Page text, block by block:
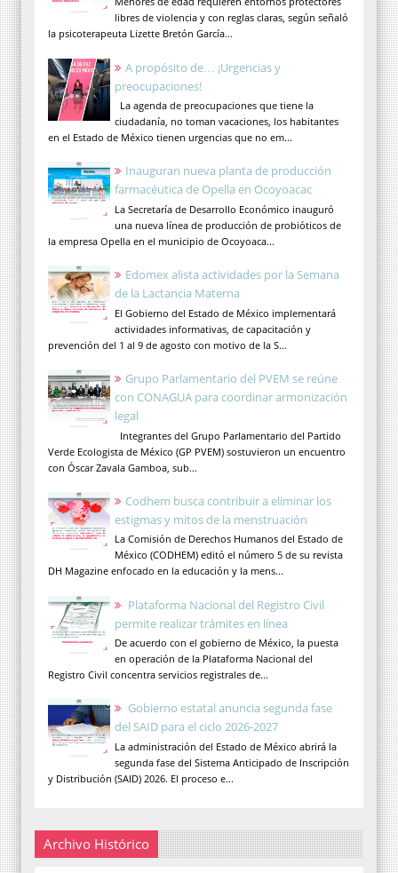
libres de violencia y con reglas claras, según señaló
la psicoterapeuta Lizette Bretón García...
A propósito de… ¡Urgencias y
preocupaciones!
La agenda de preocupaciones que tiene la
ciudadanía, no toman vacaciones, los habitantes
en el Estado de México tienen urgencias que no em...
Inauguran nueva planta de producción
farmacéutica de Opella en Ocoyoacac
La Secretaría de Desarrollo Económico inauguró
una nueva línea de producción de probióticos de
la empresa Opella en el municipio de Ocoyoaca...
Edomex alista actividades por la Semana
de la Lactancia Materna
El Gobierno del Estado de México implementará
actividades informativas, de capacitación y
prevención del 1 al 9 de agosto con motivo de la S...
Grupo Parlamentario del PVEM se reúne
con CONAGUA para coordinar armonización
legal
Integrantes del Grupo Parlamentario del Partido
Verde Ecologista de México (GP PVEM) sostuvieron un encuentro
con Óscar Zavala Gamboa, sub...
Codhem busca contribuir a eliminar los
estigmas y mitos de la menstruación
La Comisión de Derechos Humanos del Estado de
México (CODHEM) editó el número 5 de su revista
DH Magazine enfocado en la educación y la mens...
Plataforma Nacional del Registro Civil
permite realizar trámites en línea
De acuerdo con el gobierno de México, la puesta
en operación de la Plataforma Nacional del
Registro Civil concentra servicios registrales de...
Gobierno estatal anuncia segunda fase
del SAID para el ciclo 2026-2027
La administración del Estado de México abrirá la
segunda fase del Sistema Anticipado de Inscripción
y Distribución (SAID) 2026. El proceso e...
Archivo Histórico